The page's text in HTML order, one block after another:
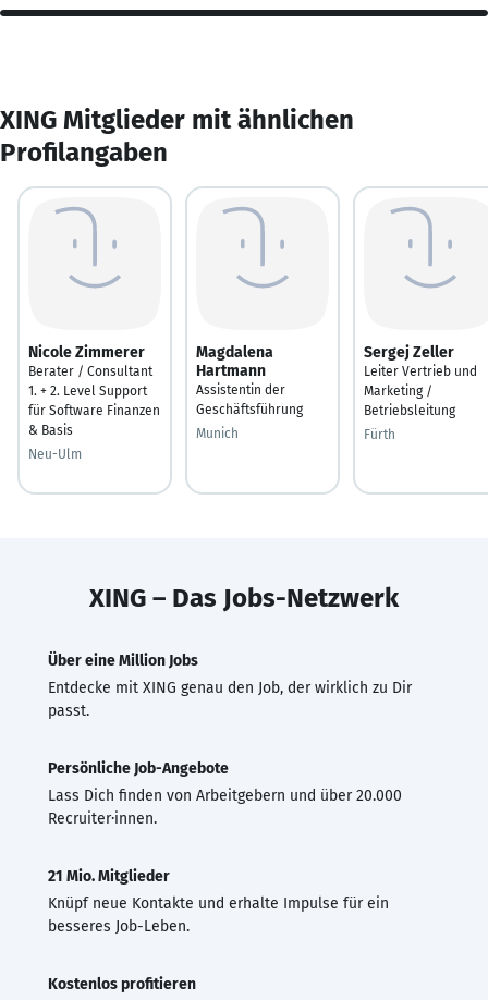
XING Mitglieder mit ähnlichen
Profilangaben
Nicole Zimmerer
Berater / Consultant
1. + 2. Level Support
für Software Finanzen
& Basis
Neu-Ulm
Magdalena
Hartmann
Assistentin der
Geschäftsführung
Munich
Sergej Zeller
Leiter Vertrieb und
Marketing /
Betriebsleitung
Fürth
XING – Das Jobs-Netzwerk
Über eine Million Jobs
Entdecke mit XING genau den Job, der wirklich zu Dir
passt.
Persönliche Job-Angebote
Lass Dich finden von Arbeitgebern und über 20.000
Recruiter·innen.
21 Mio. Mitglieder
Knüpf neue Kontakte und erhalte Impulse für ein
besseres Job-Leben.
Kostenlos profitieren